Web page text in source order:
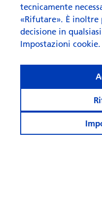
tecnicamente
«Rifutare». È
decisione in
Impostazioni cookie.